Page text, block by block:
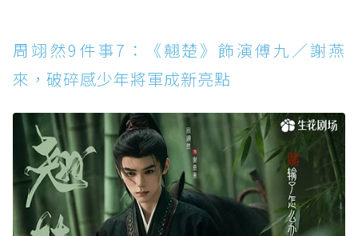
周翊然9件事7：《翹楚》飾演傅九／謝燕
來，破碎感少年將軍成新亮點